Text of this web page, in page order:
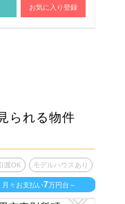
お気に入り登録
られる物件
渡OK モデルハウスあり
月々お支払い7万円台～